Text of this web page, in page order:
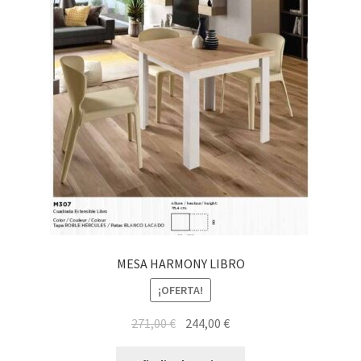
MESA HARMONY LIBRO
¡OFERTA!
271,00€ El244,00€El